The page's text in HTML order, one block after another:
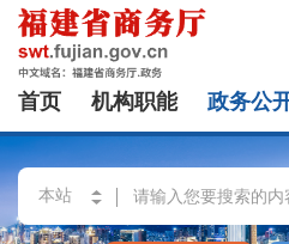
首页 机构职能 政务公